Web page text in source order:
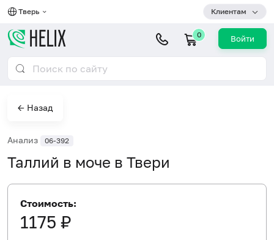
Тверь Клиентам
0 Войти
← Назад
Анализ 06-392
Таллий в моче в Твери
Стоимость:
1175 ₽